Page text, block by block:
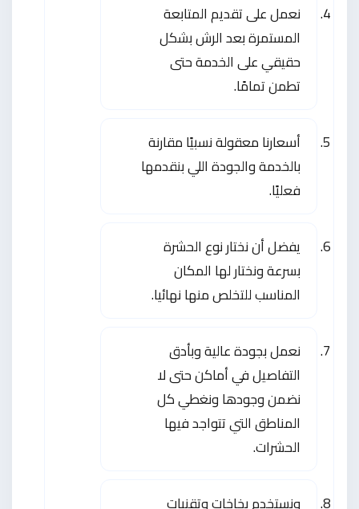
نعمل على تقديم المتابعة
المستمرة بعد الرش بشكل
حقيقي على الخدمة حتى
تطمن تمامًا.
أسعارنا معقولة نسبيًا مقارنة
بالخدمة والجودة اللي بنقدمها
فعليًا.
يفضل أن نختار نوع الحشرة
بسرعة ونختار لها المكان
المناسب للتخلص منها نهائيا.
نعمل بجودة عالية وبأدق
التفاصيل في أماكن حتى لا
نضمن وجودها ونغطي كل
المناطق التي تتواجد فيها
الحشرات.
ونستخدم بخاخات وتقنيات